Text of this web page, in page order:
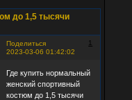
до 1,5 тысячи
Поделиться
1
2023-03-06 01:42:02
Где купить нормальный
женский спортивный
костюм до 1,5 тысячи